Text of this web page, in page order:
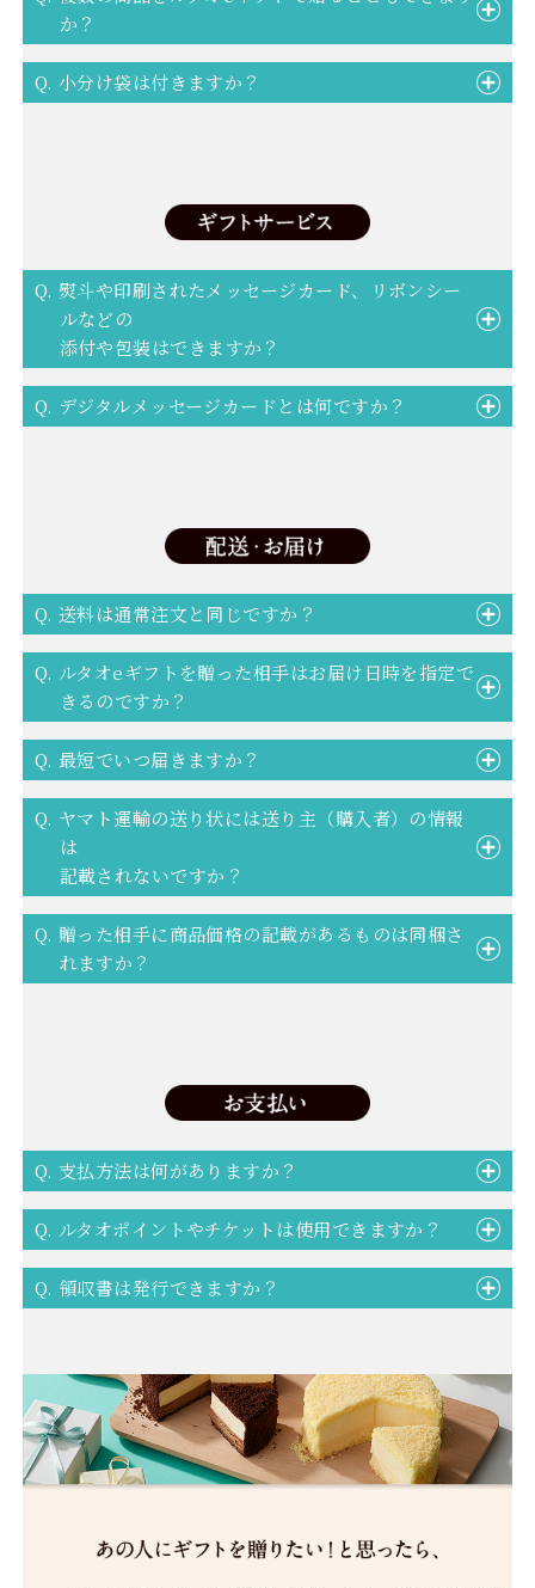
か？
Q. 小分け袋は付きますか？
Q. 熨斗や印刷されたメッセージカード、リボンシー
ルなどの
添付や包装はできますか？
Q. デジタルメッセージカードとは何ですか？
Q. 送料は通常注文と同じですか？
Q. ルタオeギフトを贈った相手はお届け日時を指定で
きるのですか？
Q. 最短でいつ届きますか？
Q. ヤマト運輸の送り状には送り主（購入者）の情報
は
記載されないですか？
Q. 贈った相手に商品価格の記載があるものは同梱さ
れますか？
Q. 支払方法は何がありますか？
Q. ルタオポイントやチケットは使用できますか？
Q. 領収書は発行できますか？